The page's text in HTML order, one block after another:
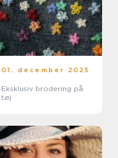
01. december 2025
Eksklusiv brodering på
tøj